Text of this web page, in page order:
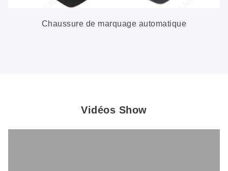
Chaussure de marquage automatique
Vidéos Show